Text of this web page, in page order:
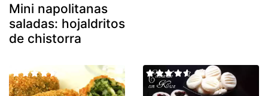
Mini napolitanas
saladas: hojaldritos
de chistorra